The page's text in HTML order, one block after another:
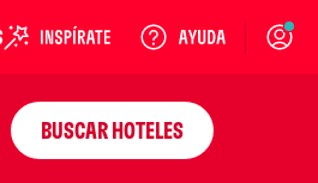
Login
BUSCAR HOTELES